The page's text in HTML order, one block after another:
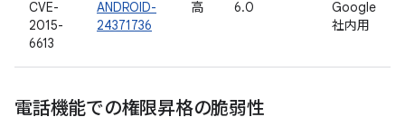
CVE-
2015-
6613
ANDROID-
24371736
高 6.0
Google
社内用
電話機能での権限昇格の脆弱性